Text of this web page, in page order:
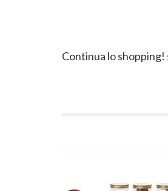
Continua lo shopping!